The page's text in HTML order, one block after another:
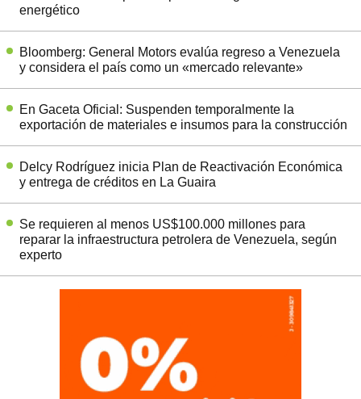
energético
Bloomberg: General Motors evalúa regreso a Venezuela
y considera el país como un «mercado relevante»
En Gaceta Oficial: Suspenden temporalmente la
exportación de materiales e insumos para la construcción
Delcy Rodríguez inicia Plan de Reactivación Económica
y entrega de créditos en La Guaira
Se requieren al menos US$100.000 millones para
reparar la infraestructura petrolera de Venezuela, según
experto